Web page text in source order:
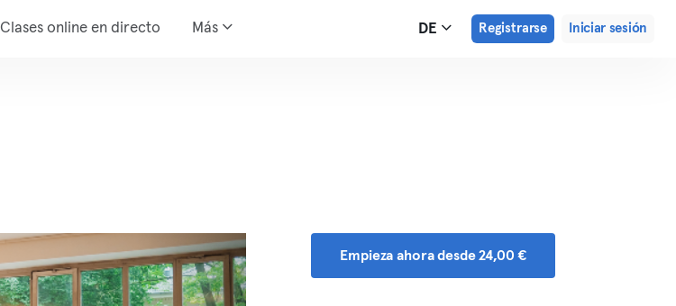
Clases online en directo Más DE Registrarse Iniciar sesión
Empieza ahora desde 24,00 €